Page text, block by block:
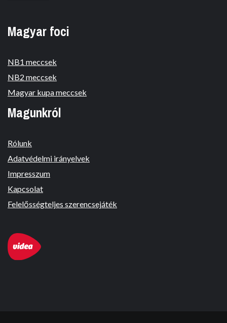
Magyar foci
NB1 meccsek
NB2 meccsek
Magyar kupa meccsek
Magunkról
Rólunk
Adatvédelmi irányelvek
Impresszum
Kapcsolat
Felelősségteljes szerencsejáték